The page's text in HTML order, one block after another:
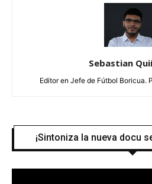
Sebastian
Editor en Jefe de Fútbol Boricua.
¡Sintoniza la nueva docu